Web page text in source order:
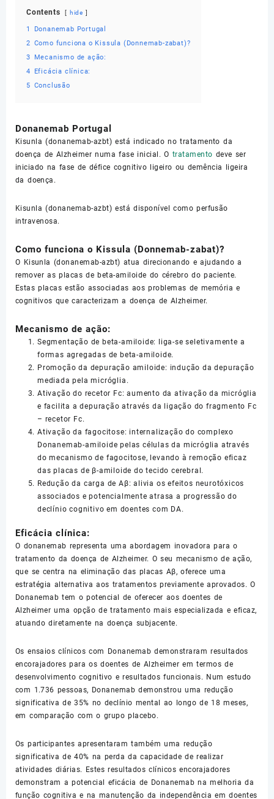
Contents hide
1
Donanemab Portugal
2 Como funciona o Kissula (Donnemab-zabat)?
3
Mecanismo de ação:
4
Eficácia clínica:
5 Conclusão
Donanemab Portugal
Kisunla (donanemab-azbt) está indicado no tratamento da
doença de Alzheimer numa fase inicial. O tratamento deve ser
iniciado na fase de défice cognitivo ligeiro ou demência ligeira
da doença.
Kisunla (donanemab-azbt) está disponível como perfusão
intravenosa.
Como funciona o Kissula (Donnemab-zabat)?
O Kisunla (donanemab-azbt) atua direcionando e ajudando a
remover as placas de beta-amiloide do cérebro do paciente.
Estas placas estão associadas aos problemas de memória e
cognitivos que caracterizam a doença de Alzheimer.
Mecanismo de ação:
Segmentação de beta-amiloide: liga-se seletivamente a
formas agregadas de beta-amiloide.
Promoção da depuração amiloide: indução da depuração
mediada pela micróglia.
Ativação do recetor Fc: aumento da ativação da micróglia
e facilita a depuração através da ligação do fragmento Fc
– recetor Fc.
Ativação da fagocitose: internalização do complexo
Donanemab-amiloide pelas células da micróglia através
do mecanismo de fagocitose, levando à remoção eficaz
das placas de β-amiloide do tecido cerebral.
Redução da carga de Aβ: alivia os efeitos neurotóxicos
associados e potencialmente atrasa a progressão do
declínio cognitivo em doentes com DA.
Eficácia clínica:
O donanemab representa uma abordagem inovadora para o
tratamento da doença de Alzheimer. O seu mecanismo de ação,
que se centra na eliminação das placas Aβ, oferece uma
estratégia alternativa aos tratamentos previamente aprovados. O
Donanemab tem o potencial de oferecer aos doentes de
Alzheimer uma opção de tratamento mais especializada e eficaz,
atuando diretamente na doença subjacente.
Os ensaios clínicos com Donanemab demonstraram resultados
encorajadores para os doentes de Alzheimer em termos de
desenvolvimento cognitivo e resultados funcionais. Num estudo
com 1.736 pessoas, Donanemab demonstrou uma redução
significativa de 35% no declínio mental ao longo de 18 meses,
em comparação com o grupo placebo.
Os participantes apresentaram também uma redução
significativa de 40% na perda da capacidade de realizar
atividades diárias. Estes resultados clínicos encorajadores
demonstram a potencial eficácia de Donanemab na melhoria da
função cognitiva e na manutenção da independência em doentes